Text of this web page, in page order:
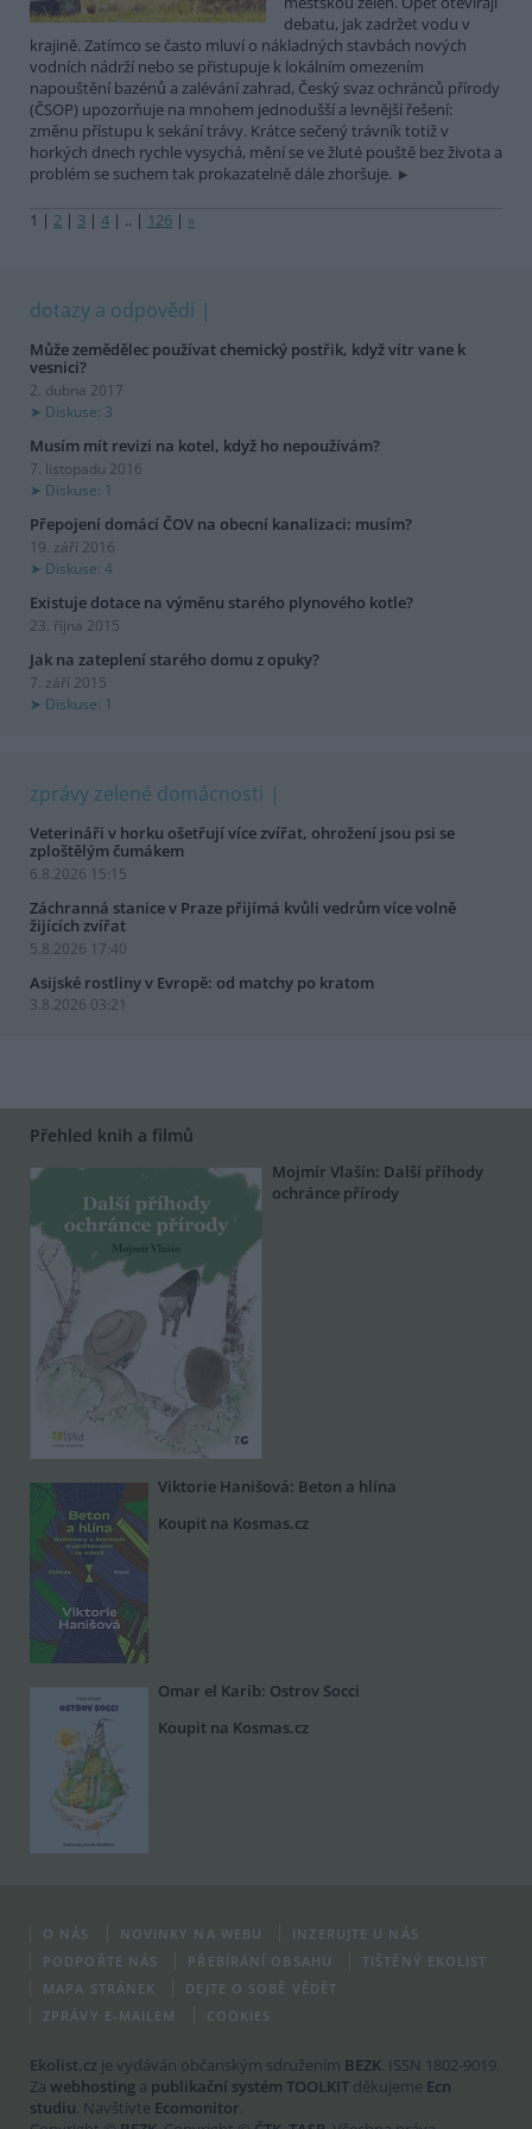
debatu, jak zadržet vodu v
krajině. Zatímco se často mluví o nákladných stavbách nových
vodních nádrží nebo se přistupuje k lokálním omezením
napouštění bazénů a zalévání zahrad, Český svaz ochránců přírody
(ČSOP) upozorňuje na mnohem jednodušší a levnější řešení:
změnu přístupu k sekání trávy. Krátce sečený trávník totiž v
horkých dnech rychle vysychá, mění se ve žluté pouště bez života a
problém se suchem tak prokazatelně dále zhoršuje.
1 | 2 | 3 | 4 | .. | 126 | »
dotazy a odpovědi
Může zemědělec používat chemický postřik, když vítr vane k
vesnici?
2. dubna 2017
Diskuse: 3
Musím mít revizi na kotel, když ho nepoužívám?
7. listopadu 2016
Diskuse: 1
Přepojení domácí ČOV na obecní kanalizaci: musím?
19. září 2016
Diskuse: 4
Existuje dotace na výměnu starého plynového kotle?
23. října 2015
Jak na zateplení starého domu z opuky?
7. září 2015
Diskuse: 1
zprávy zelené domácnosti
Veterináři v horku ošetřují více zvířat, ohrožení jsou psi se
zploštělým čumákem
6.8.2026 15:15
Záchranná stanice v Praze přijímá kvůli vedrům více volně
žijících zvířat
5.8.2026 17:40
Asijské rostliny v Evropě: od matchy po kratom
3.8.2026 03:21
Přehled knih a filmů
Mojmír Vlašín: Další příhody
ochránce přírody
Viktorie Hanišová: Beton a hlína
Koupit na Kosmas.cz
Omar el Karib: Ostrov Socci
Koupit na Kosmas.cz
O NÁS NOVINKY NA WEBU
INZERUJTE U NÁS
PODPOŘTE NÁS
PŘEBÍRÁNÍ OBSAHU
TIŠTĚNÝ EKOLIST
MAPA STRÁNEK
DEJTE O SOBĚ VĚDĚT
ZPRÁVY E-MAILEM
COOKIES
Ekolist.cz je vydáván občanským sdružením BEZK. ISSN 1802-9019.
Za webhosting a publikační systém TOOLKIT děkujeme Ecn
studiu. Navštivte Ecomonitor.